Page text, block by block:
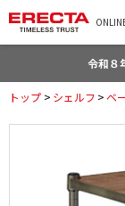
令和８
トップ > シェルフ >ベ